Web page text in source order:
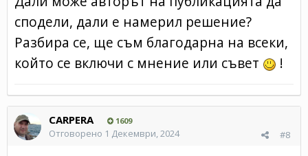
сподели, дали е намерил решение?
Разбира се, ще съм благодарна на всеки,
който се включи с мнение или съвет
!
CARPERA 1609
#8
Отговорено 1 Декември, 2024